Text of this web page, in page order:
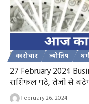
कारोबार ज्योतिष धर्म
27 February 2024
राशिफल पढ़े, तेजी से
February 26, 2024